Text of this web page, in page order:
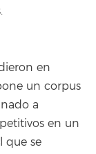
en
un corpus
a
en un
que se